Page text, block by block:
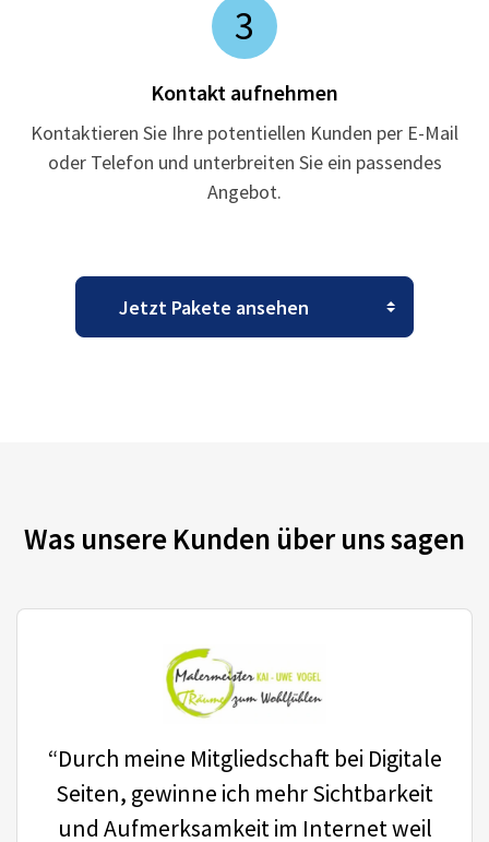
3
Kontakt aufnehmen
Kontaktieren Sie Ihre potentiellen Kunden per E-Mail
oder Telefon und unterbreiten Sie ein passendes
Angebot.
Was unsere Kunden über uns sagen
“Durch meine Mitgliedschaft bei Digitale
Seiten, gewinne ich mehr Sichtbarkeit
und Aufmerksamkeit im Internet weil